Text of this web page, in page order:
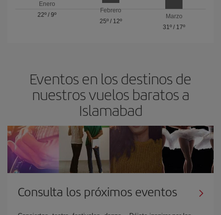
Enero
22º /9º
Febrero
25º/ 12º
Marzo
31º / 17º
Eventos en los destinos de
nuestros vuelos baratos a
Islamabad
Consulta los próximos eventos